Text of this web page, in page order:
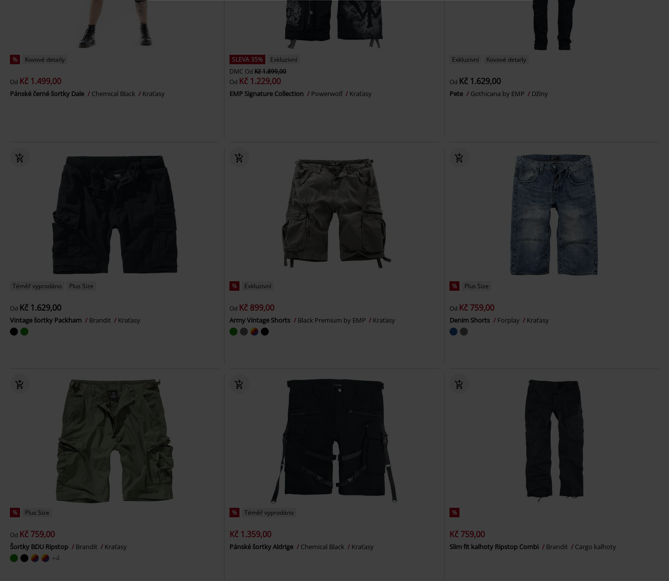
% Kovové detaily
Od Kč 1.499,00
Pánské černé šortky Dale Chemical Black Kraťasy
SLEVA 35%
Exkluzivní
DMC OdKč 1.899,00
Od Kč 1.229,00
EMP Signature Collection Powerwolf Kraťasy
Exkluzivní Kovové detaily
Od Kč 1.629,00
Pete Gothicana by EMP Džíny
Téměř vyprodáno Plus Size
Od Kč 1.629,00
Vintage šortky Packham Brandit Kraťasy
% Exkluzivní
Od Kč 899,00
Army Vintage Shorts Black Premium by EMP Kraťasy
% Plus Size
Od Kč 759,00
Denim Shorts Forplay Kraťasy
% Plus Size
Od Kč 759,00
Šortky BDU Ripstop Brandit Kraťasy
+4
% Téměř vyprodáno
Kč 1.359,00
Pánské šortky Aldrige Chemical Black Kraťasy
%
Kč 759,00
Slim fit kalhoty Ripstop Combi Brandit Cargo kalhoty